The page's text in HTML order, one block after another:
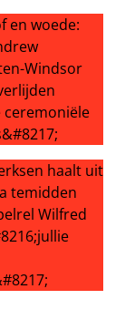
‘Vieze Jack
woede: